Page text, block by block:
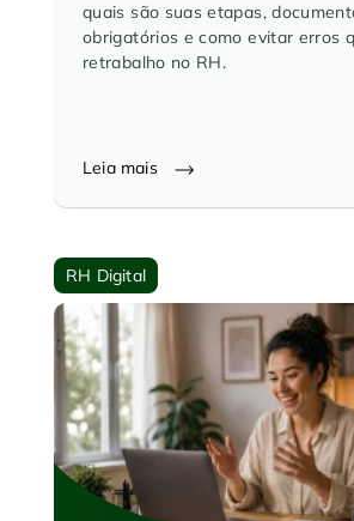
quais são suas etapas,
obrigatórios e como evitar erros
retrabalho no RH.
Leia mais
RH Digital